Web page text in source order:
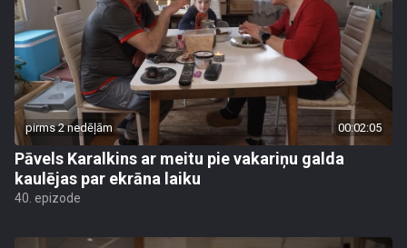
pirms 2 nedēļām 00:02:05
Pāvels Karalkins ar meitu pie vakariņu galda
kaulējas par ekrāna laiku
40. epizode